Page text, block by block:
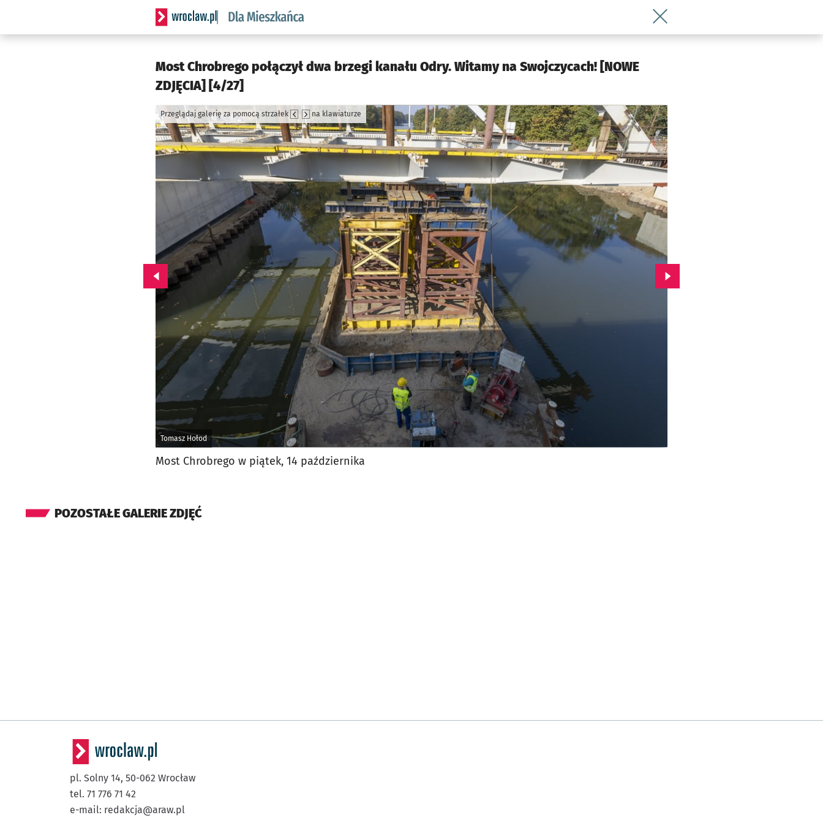
Serwis informacyjny wroclaw.pl podserwis: Dla mieszkańca
Wróć do artykułu Most Chrobrego
Most Chrobrego połączył dwa brzegi kanału Odry. Witamy na Swojczycach! [NOWE
ZDJĘCIA] [4/27]
Tomasz Hołod
Przeglądaj galerię za pomocą strzałek na klawiaturze
Przejdź do poprzedniego zdjęcia. Przejdź do kolejnego zdjęcia.
Most Chrobrego w piątek, 14 października
POZOSTAŁE GALERIE ZDJĘĆ
pl. Solny 14, 50-062 Wrocław
tel. 71 776 71 42
e-mail: redakcja@araw.pl